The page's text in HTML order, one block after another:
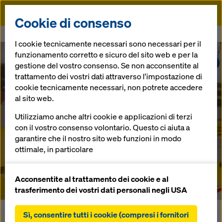
Doka
FreeFalcon da
oggi anche a
noleggio!
21.07.20 | Italia
Dopo una serie di sperimentazioni in cantiere conclusesi
Cookie di consenso
I cookie tecnicamente necessari sono necessari per il
funzionamento corretto e sicuro del sito web e per la
gestione del vostro consenso. Se non acconsentite al
trattamento dei vostri dati attraverso l'impostazione di
cookie tecnicamente necessari, non potrete accedere
al sito web.
Utilizziamo anche altri cookie e applicazioni di terzi
con il vostro consenso volontario. Questo ci aiuta a
garantire che il nostro sito web funzioni in modo
ottimale, in particolare
nostro sito web (cookie funzionali e statistici),
facilitare un processo di acquisto senza problemi
statistici),
Acconsentite al trattamento dei cookie e al
trasferimento dei vostri dati personali negli USA
Sì, consentire tutti i cookie (compresi i fornitori